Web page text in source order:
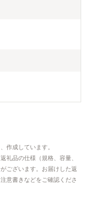
作成しています。
礼品の仕様（規格、容量、
ございます。お届けした返
意書きなどをご確認くださ